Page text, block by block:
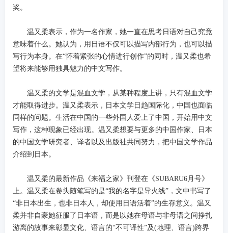
奖。
温又柔表示，作为一名作家，她一直在思考日语对自己究竟
意味着什么。她认为，用日语不仅可以描写内部行为，也可以描
写行为本身。在“怀着紧张的心情进行创作”的同时，温又柔也希
望将来能够用独具魅力的中文写作。
温又柔的文学是混血文学，从某种程度上讲，只有混血文学
才能取得进步。温又柔表示，日本文学日趋国际化，中国也面临
同样的问题。生活在中国的一些外国人爱上了中国，开始用中文
写作，这种现象已经出现。温又柔想要与更多的中国作家、日本
的中国文学研究者、译者以及出版社共同努力，把中国文学作品
介绍到日本。
温又柔的最新作品《来福之家》刊登在《SUBARU6月号》
上。温又柔在卷头随笔写的是“我的名字是导火线”，文中书写了
“非日本出生，也非日本人，却使用日语活着”的生存意义。温又
柔并非自豪她征服了日本语，而是以她在母语与非母语之间挣扎
游离的故事来彰显文化、语言的“不可译性”及(地理、语言)跨界